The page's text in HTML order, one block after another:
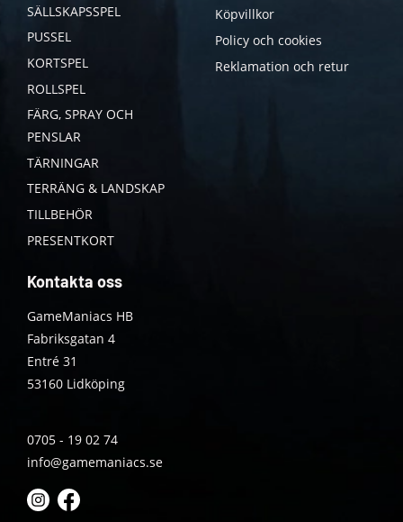
SÄLLSKAPSSPEL
PUSSEL
KORTSPEL
ROLLSPEL
FÄRG, SPRAY OCH
PENSLAR
TÄRNINGAR
TERRÄNG & LANDSKAP
TILLBEHÖR
PRESENTKORT
Köpvillkor
Policy och cookies
Reklamation och retur
Kontakta oss
GameManiacs HB
Fabriksgatan 4
Entré 31
53160 Lidköping
0705 - 19 02 74
info@gamemaniacs.se